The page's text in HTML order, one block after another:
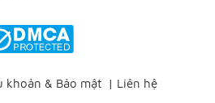
khoản & Bảo mật | Liên hệ